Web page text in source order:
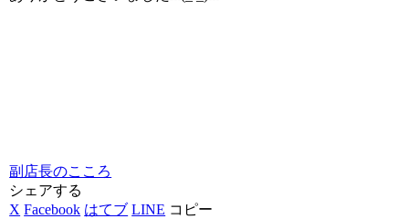
副店長のこころ
シェアする
X Facebook はてブ LINE コピー